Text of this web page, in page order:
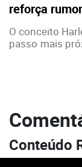
reforça
O conceito
passo mais
Conteúdo